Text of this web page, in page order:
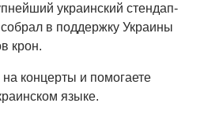
украинский стендап-
в поддержку Украины
крон.
концерты и помогаете
языке.